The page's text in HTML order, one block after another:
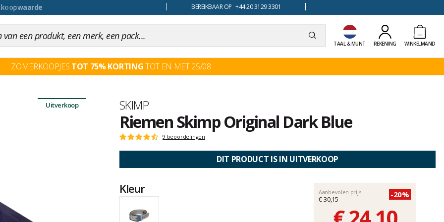
BEREIKBAAR OP +44 20 3129 3301
TAAL & MUNT REKENING WINKELMAND
ZOMERKOOPJES TOT 75% KORTINGTOT EN MET 25/08
Uitverkoop Merk
SKIMP
Riemen Skimp Original Dark Blue
Het
Score
:
op
9 beoordelingen
DIT PRODUCT IS IN UITVERKOOP
Kleur Aanbevolen prijs
€ 30,15
-20%